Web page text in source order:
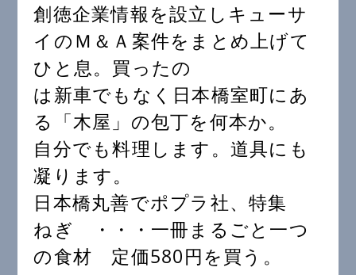
創徳企業情報を設立しキューサ
イのＭ＆Ａ案件をまとめ上げて
ひと息。買ったの
は新車でもなく日本橋室町にあ
る「木屋」の包丁を何本か。
自分でも料理します。道具にも
凝ります。
日本橋丸善でポプラ社、特集
ねぎ ・・・一冊まるごと一つ
の食材 定価580円を買う。